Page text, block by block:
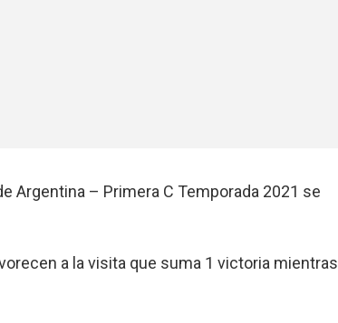
Argentina – Primera C Temporada 2021 se
a la visita que suma 1 victoria mientras